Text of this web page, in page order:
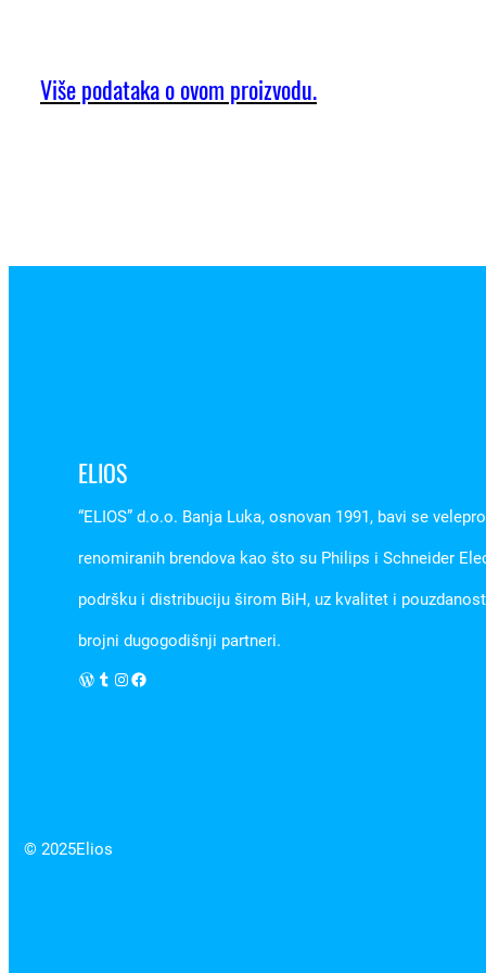
Više podataka o ovom proizvodu.
ELIOS
“ELIOS” d.o.o. Banja Luka, osnovan 1991, bavi se
renomiranih brendova kao što su Philips i Schneider
podršku i distribuciju širom BiH, uz kvalitet i
brojni dugogodišnji partneri.
WordPress Instagram Facebook
© 2025Elios